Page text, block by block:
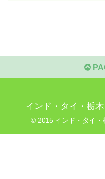
インド・タイ・栃
© 2015 インド・タイ・